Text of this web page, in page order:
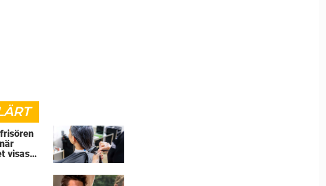
visas